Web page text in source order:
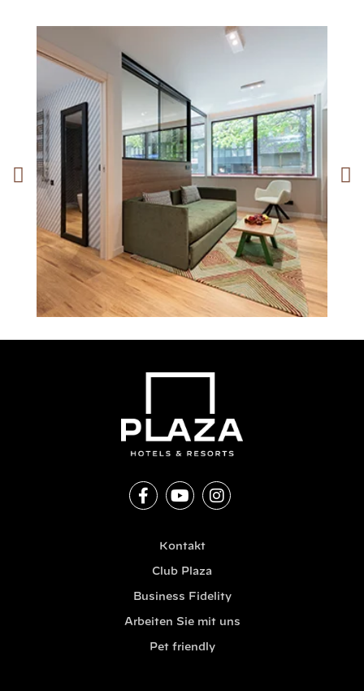
Kontakt
Club Plaza
Business Fidelity
Arbeiten Sie mit uns
Pet friendly